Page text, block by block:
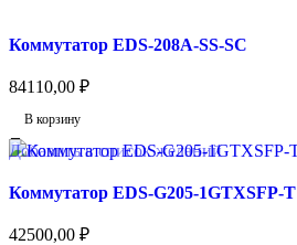
Коммутатор EDS-208A-SS-SC
84110,00 ₽
В корзину
Добавить в список желаний
Коммутатор EDS-G205-1GTXSFP-T
42500,00 ₽